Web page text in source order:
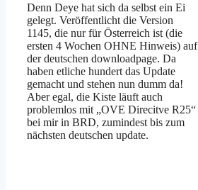
Denn Deye hat sich da selbst ein Ei
gelegt. Veröffentlicht die Version
1145, die nur für Österreich ist (die
ersten 4 Wochen OHNE Hinweis) auf
der deutschen downloadpage. Da
haben etliche hundert das Update
gemacht und stehen nun dumm da!
Aber egal, die Kiste läuft auch
problemlos mit „OVE Direcitve R25“
bei mir in BRD, zumindest bis zum
nächsten deutschen update.